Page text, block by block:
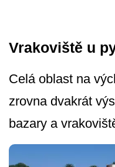
Vrakoviště u
Celá oblast na
zrovna dvakrát
bazary a